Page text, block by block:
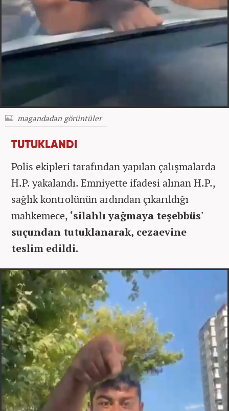
magandadan görüntüler
TUTUKLANDI
Polis ekipleri tarafından yapılan çalışmalarda
H.P. yakalandı. Emniyette ifadesi alınan H.P.,
sağlık kontrolünün ardından çıkarıldığı
mahkemece, ‘silahlı yağmaya teşebbüs'
suçundan tutuklanarak, cezaevine
teslim edildi.